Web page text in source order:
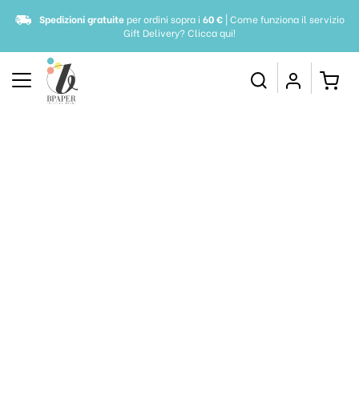
Spedizioni gratuiteper ordini sopra i 60 €| Come funziona il servizio
Gift Delivery?Clicca qui!